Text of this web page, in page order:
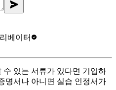
베이터
수 있는 서류가 있다면 기입하
명서나 아니면 실습 인정서가